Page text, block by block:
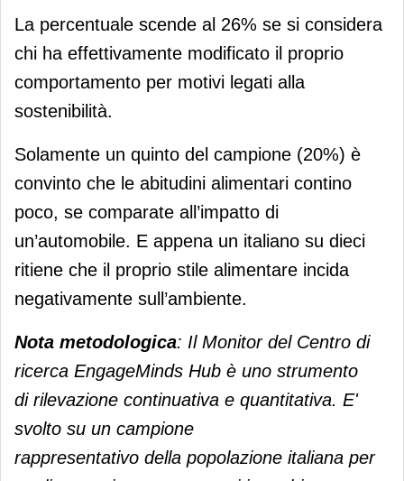
La percentuale scende al 26% se si considera
chi ha effettivamente modificato il proprio
comportamento per motivi legati alla
sostenibilità.
Solamente un quinto del campione (20%) è
convinto che le abitudini alimentari contino
poco, se comparate all’impatto di
un’automobile. E appena un italiano su dieci
ritiene che il proprio stile alimentare incida
negativamente sull’ambiente.
Nota metodologica: Il Monitor del Centro di
ricerca EngageMinds Hub è uno strumento
di rilevazione continuativa e quantitativa. E'
svolto su un campione
rappresentativo della popolazione italiana per